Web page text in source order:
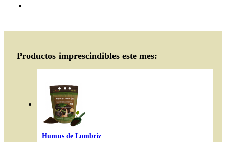
Productos imprescindibles este mes:
Humus de Lombriz